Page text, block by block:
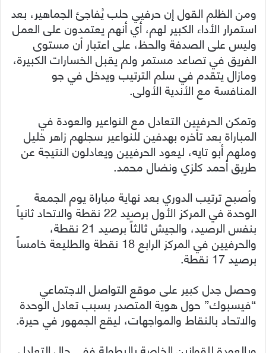
ومن الظلم القول إن حرفيي حلب يُفاجئ الجماهير، بعد
استمرار الأداء الكبير لهم، أي أنهم يعتمدون على العمل
وليس على الصدفة والحظ، على اعتبار أن مستوى
الفريق في تصاعد مستمر ولم يقبل الخسارات الكبيرة،
ومازال يتقدم في سلم الترتيب ويدخل في جو
المنافسة مع الأندية الأولى.
وتمكن الحرفيين التعادل مع النواعير والعودة في
المباراة بعد تأخره بهدفين للنواعير سجلهم زاهر خليل
وملهم أبو تايه، ليعود الحرفيين ويعادلون النتيجة عن
طريق أحمد كلزي ونضال محمد.
وأصبح ترتيب الدوري بعد نهاية مباراة يوم الجمعة
الوحدة في المركز الأول برصيد 22 نقطة والاتحاد ثانياً
بنفس الرصيد، والجيش ثالثاً برصيد 21 نقطة،
والحرفيين في المركز الرابع 18 نقطة والطليعة خامساً
برصيد 17 نقطة.
وحصل جدل كبير على موقع التواصل الاجتماعي
“فيسبوك” حول هوية المتصدر بسبب تعادل الوحدة
والاتحاد بالنقاط والمواجهات، ليقع الجمهور في حيرة.